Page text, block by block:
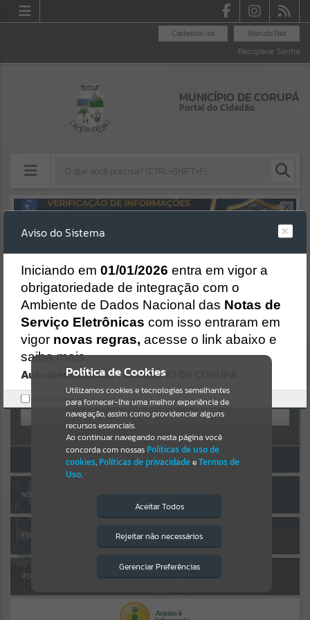
Atende.Net
Cadastre-se
Recuperar Senha
MUNICÍPIO DE CORUPÁ
Portal do Cidadão
Resultados para""
Portais
Por favor, aguarde...
NOTÍCIAS
Por favor, aguarde...
Por favor, aguarde...
SERVIÇOS
PÁGINAS
AUTOATENDIMENTO
OU
Cadastre-se|Recuperar Senha
ACESSAR SEM LOGIN
NOTA FISCAL ELETRÔNICA
ESCRITA FISCAL
PORTAL DA TRANSPARÊNCIA
Política de Cookies
Utilizamos cookies e tecnologias semelhantes
para fornecer-lhe uma melhor experiência de
navegação, assim como providenciar alguns
recursos essenciais.
Ao continuar navegando nesta página você
concorda com nossas Políticas de uso de
cookies, Políticas de privacidadeeTermos de
Uso.
Aceitar Todos
Rejeitar não necessários
Gerenciar Preferências
Isto significa que diversos recursos
providenciados poderão não estar
Aviso do Sistema
Iniciando em 01/01/2026 entra em vigor a
obrigatoriedade de integração com o
Ambiente de Dados Nacional das Notas de
Serviço Eletrônicas com isso entraram em
vigor novas regras, acesse o link abaixo e
saiba mais.
Autoatendimento - MUNICÍPIO DE CORUPÁ
Marcar como lido.
Erro
SISTEMA
Gerenciamento do Sistema
CÓDIGO DA MENSAGEM:EST-000040
Ocorreu um erro de script:
Uncaught SyntaxError: Unexpected token '('
https://corupa.atende.net/https:/corupa.atende.net/cidadao/pagina/
nomeia-comissao-
tecnica/static/bundle/wpo_index_2_base_l2_portal_editores_sync_
dd63a725aa1a3e42e62571aa199b67e2.js?v=816ac05d:47
Verificar Mais Detalhes
OK